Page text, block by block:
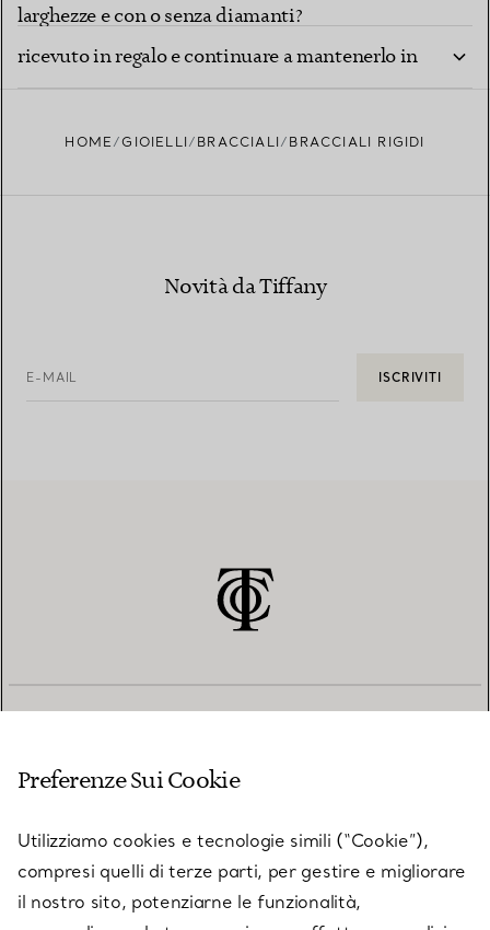
larghezze e con o senza diamanti?
Come posso prendermi cura del bracciale che ho
ricevuto in regalo e continuare a mantenerlo in
HOME GIOIELLI BRACCIALI BRACCIALI RIGIDI
Novità da Tiffany
E-MAIL ISCRIVITI
SU TIFFANY & CO.
Preferenze Sui Cookie
Utilizziamo cookies e tecnologie simili (“Cookie”),
compresi quelli di terze parti, per gestire e migliorare
il nostro sito, potenziarne le funzionalità,